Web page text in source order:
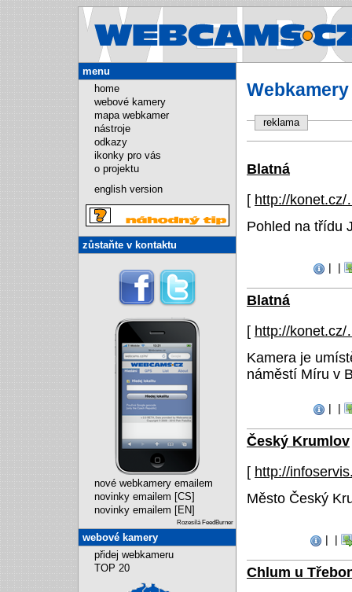
reklama
Blatná
[ http://
Pohled na třídu
| |
Blatná
[ http://
Kamera je
náměstí Míru v
| |
Český Krumlov
[ http://
Město Český
| |
Chlum u
menu
home
webové kamery
mapa webkamer
nástroje
odkazy
ikonky pro vás
o projektu
english version
zůstaňte v kontaktu
nové webkamery emailem
novinky emailem [CS]
novinky emailem [EN]
Rozesílá FeedBurner
webové kamery
přidej webkameru
TOP 20